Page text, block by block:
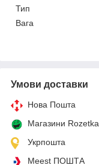
Тип
Вага
Умови доставки
Нова Пошта
Магазини Rozetka
Укрпошта
Meest ПОШТА